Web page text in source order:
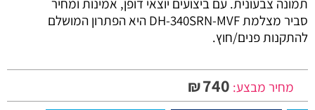
סביר מצלמת DH-340SRN- MVF
היא הפתרון המושלם
להתקנות פנים/חוץ.
מחיר מבצע: ₪740